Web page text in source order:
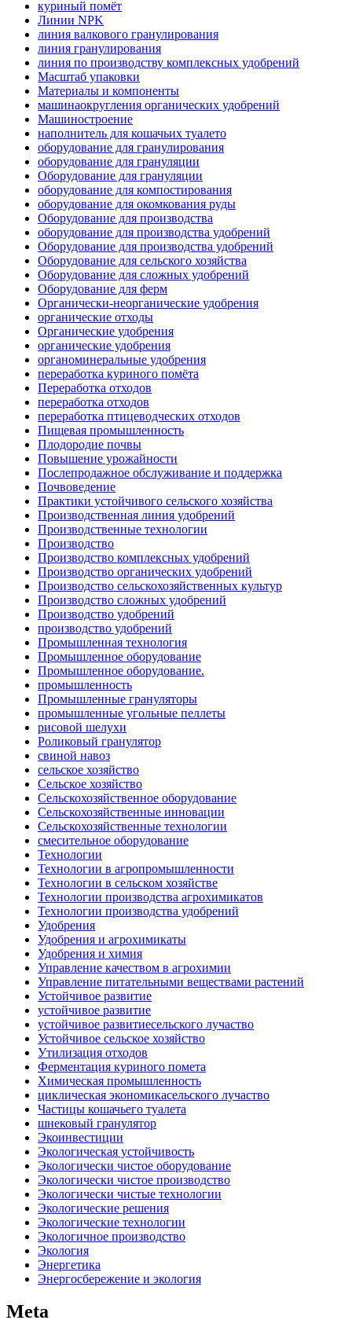
куриный помёт
Линии NPK
линия валкового гранулирования
линия гранулирования
линия по производству комплексных удобрений
Масштаб упаковки
Материалы и компоненты
машинаокругления органических удобрений
Машиностроение
наполнитель для кошачьих туалето
оборудование для гранулирования
оборудование для грануляции
Оборудование для грануляции
оборудование для компостирования
оборудование для окомкования руды
Оборудование для производства
оборудование для производства удобрений
Оборудование для производства удобрений
Оборудование для сельского хозяйства
Оборудование для сложных удобрений
Оборудование для ферм
Органически-неорганические удобрения
органические отходы
Органические удобрения
органические удобрения
органоминеральные удобрения
переработка куриного помёта
Переработка отходов
переработка отходов
переработка птицеводческих отходов
Пищевая промышленность
Плодородие почвы
Повышение урожайности
Послепродажное обслуживание и поддержка
Почвоведение
Практики устойчивого сельского хозяйства
Производственная линия удобрений
Производственные технологии
Производство
Производство комплексных удобрений
Производство органических удобрений
Производство сельскохозяйственных культур
Производство сложных удобрений
Производство удобрений
производство удобрений
Промышленная технология
Промышленное оборудование
Промышленное оборудование.
промышленность
Промышленные грануляторы
промышленные угольные пеллеты
рисовой шелухи
Роликовый гранулятор
свиной навоз
сельское хозяйство
Сельское хозяйство
Сельскохозяйственное оборудование
Сельскохозяйственные инновации
Сельскохозяйственные технологии
смесительное оборудование
Технологии
Технологии в агропромышленности
Технологии в сельском хозяйстве
Технологии производства агрохимикатов
Технологии производства удобрений
Удобрения
Удобрения и агрохимикаты
Удобрения и химия
Управление качеством в агрохимии
Управление питательными веществами растений
Устойчивое развитие
устойчивое развитие
устойчивое развитиесельского лучаство
Устойчивое сельское хозяйство
Утилизация отходов
Ферментация куриного помета
Химическая промышленность
циклическая экономикасельского лучаство
Частицы кошачьего туалета
шнековый гранулятор
Экоинвестиции
Экологическая устойчивость
Экологически чистое оборудование
Экологически чистое производство
Экологически чистые технологии
Экологические решения
Экологические технологии
Экологичное производство
Экология
Энергетика
Энергосбережение и экология
Meta